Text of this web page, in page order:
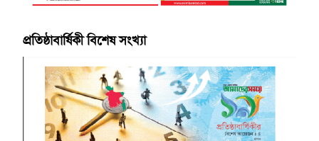
প্রতিষ্ঠাবার্ষিকী বিশেষ সংখ্যা